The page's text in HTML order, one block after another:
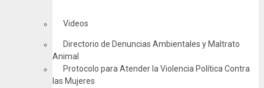
Videos
Directorio de Denuncias Ambientales y Maltrato
Animal
Protocolo para Atender la Violencia Política Contra
las Mujeres